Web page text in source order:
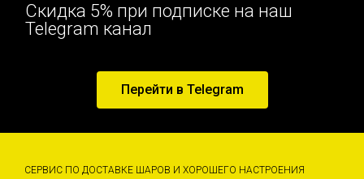
Скидка 5% при подписке на наш
Telegram канал
Перейти в Telegram
СЕРВИС ПО ДОСТАВКЕ ШАРОВ И ХОРОШЕГО НАСТРОЕНИЯ